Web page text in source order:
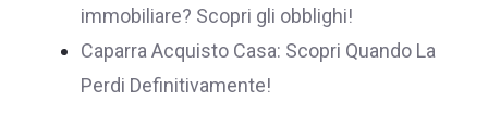
immobiliare? Scopri gli obblighi!
Caparra Acquisto Casa: Scopri Quando La
Perdi Definitivamente!